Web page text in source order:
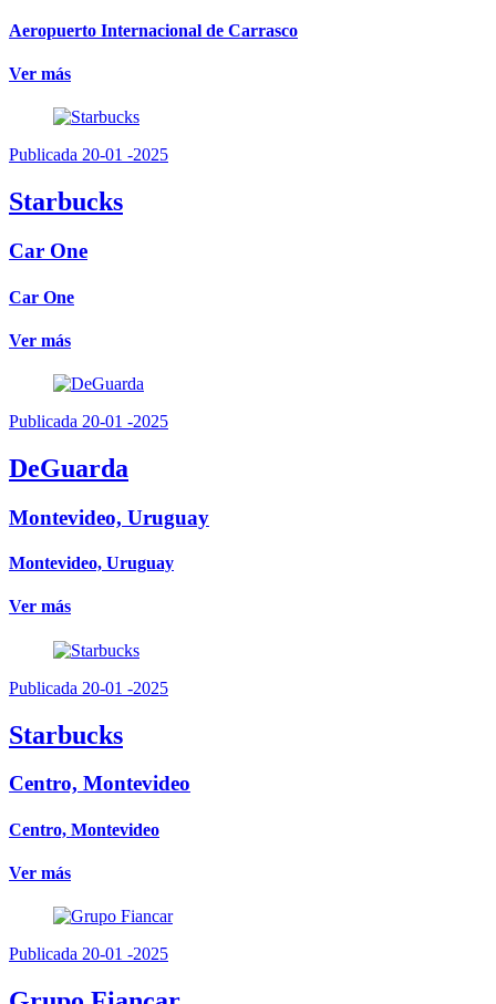
Aeropuerto Internacional de Carrasco
Ver más
Publicada 20-01 -2025
Starbucks
Car One
Car One
Ver más
Publicada 20-01 -2025
DeGuarda
Montevideo, Uruguay
Montevideo, Uruguay
Ver más
Publicada 20-01 -2025
Starbucks
Centro, Montevideo
Centro, Montevideo
Ver más
Publicada 20-01 -2025